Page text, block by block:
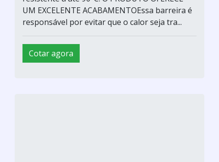
UM EXCELENTE ACABAMENTOEssa barreira é
responsável por evitar que o calor seja tra...
Cotar agora